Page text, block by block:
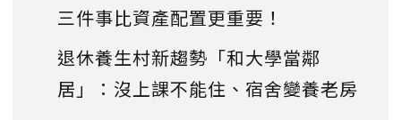
三件事比資產配置更重要！
退休養生村新趨勢「和大學當鄰
居」：沒上課不能住、宿舍變養老房